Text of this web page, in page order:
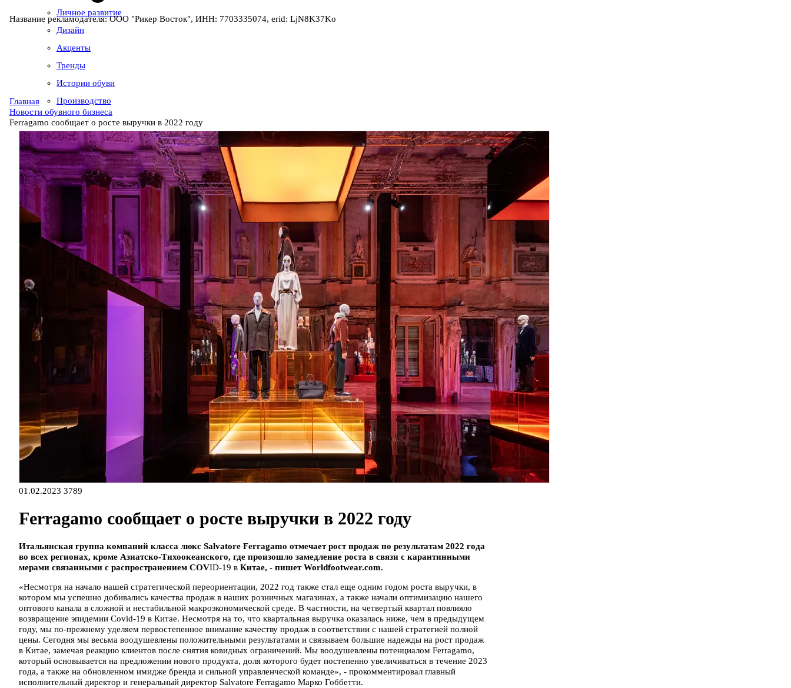
Личное развитие
Дизайн
Акценты
Тренды
Истории обуви
Производство
Название рекламодателя: ООО "Рикер Восток", ИНН: 7703335074, erid: LjN8K37Ko
Главная
Новости обувного бизнеса
Ferragamo сообщает о росте выручки в 2022 году
01.02.2023 3789
Ferragamo сообщает о росте выручки в 2022 году
Итальянская группа компаний класса люкс Salvatore Ferragamo отмечает рост продаж по результатам 2022 года
во всех регионах, кроме Азиатско-Тихоокеанского, где произошло замедление роста в связи с карантинными
мерами связанными с распространением COVID-19 в Китае, - пишет Worldfootwear.com.
«Несмотря на начало нашей стратегической переориентации, 2022 год также стал еще одним годом роста выручки, в
котором мы успешно добивались качества продаж в наших розничных магазинах, а также начали оптимизацию нашего
оптового канала в сложной и нестабильной макроэкономической среде. В частности, на четвертый квартал повлияло
возвращение эпидемии Covid-19 в Китае. Несмотря на то, что квартальная выручка оказалась ниже, чем в предыдущем
году, мы по-прежнему уделяем первостепенное внимание качеству продаж в соответствии с нашей стратегией полной
цены. Сегодня мы весьма воодушевлены положительными результатами и связываем большие надежды на рост продаж
в Китае, замечая реакцию клиентов после снятия ковидных ограничений. Мы воодушевлены потенциалом Ferragamo,
который основывается на предложении нового продукта, доля которого будет постепенно увеличиваться в течение 2023
года, а также на обновленном имидже бренда и сильной управленческой команде», - прокомментировал главный
исполнительный директор и генеральный директор Salvatore Ferragamo Марко Гоббетти.